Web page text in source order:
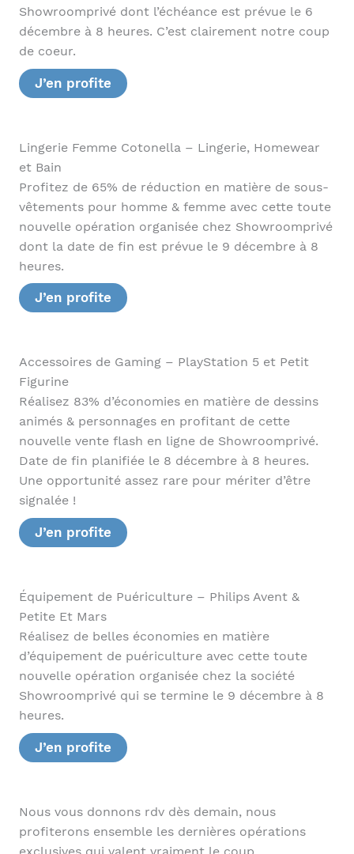
Showroomprivé dont l’échéance est prévue le 6
décembre à 8 heures. C’est clairement notre coup
de coeur.
J’en profite
Lingerie Femme Cotonella – Lingerie, Homewear
et Bain
Profitez de 65% de réduction en matière de sous-
vêtements pour homme & femme avec cette toute
nouvelle opération organisée chez Showroomprivé
dont la date de fin est prévue le 9 décembre à 8
heures.
J’en profite
Accessoires de Gaming – PlayStation 5 et Petit
Figurine
Réalisez 83% d’économies en matière de dessins
animés & personnages en profitant de cette
nouvelle vente flash en ligne de Showroomprivé.
Date de fin planifiée le 8 décembre à 8 heures.
Une opportunité assez rare pour mériter d’être
signalée !
J’en profite
Équipement de Puériculture – Philips Avent &
Petite Et Mars
Réalisez de belles économies en matière
d’équipement de puériculture avec cette toute
nouvelle opération organisée chez la société
Showroomprivé qui se termine le 9 décembre à 8
heures.
J’en profite
Nous vous donnons rdv dès demain, nous
profiterons ensemble les dernières opérations